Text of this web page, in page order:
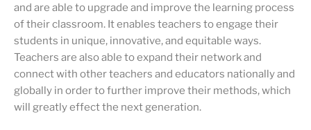
and are able to upgrade and improve the learning process
of their classroom. It enables teachers to engage their
students in unique, innovative, and equitable ways.
Teachers are also able to expand their network and
connect with other teachers and educators nationally and
globally in order to further improve their methods, which
will greatly effect the next generation.